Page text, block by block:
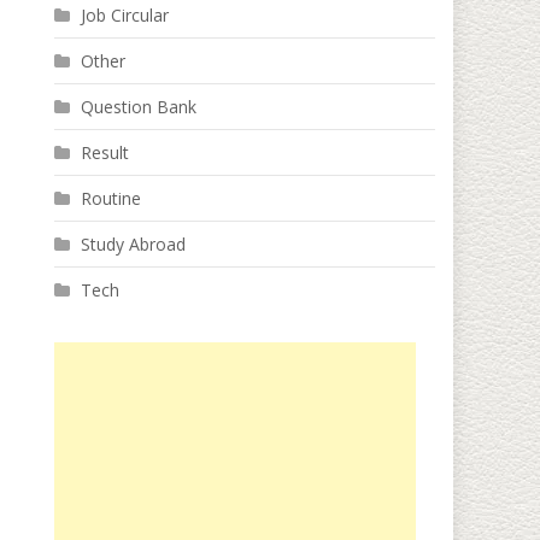
Job Circular
Other
Question Bank
Result
Routine
Study Abroad
Tech